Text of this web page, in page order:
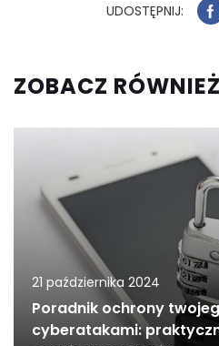
UDOSTĘPNIJ:
ZOBACZ RÓWNIEŻ
21 października 2024
Poradnik ochrony
cyberatakami: